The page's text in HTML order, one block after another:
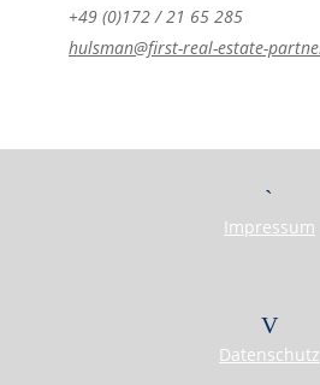
+49 (0)172 / 21 65 285
hulsman@first-real-estate-
Impressum
Datenschutz